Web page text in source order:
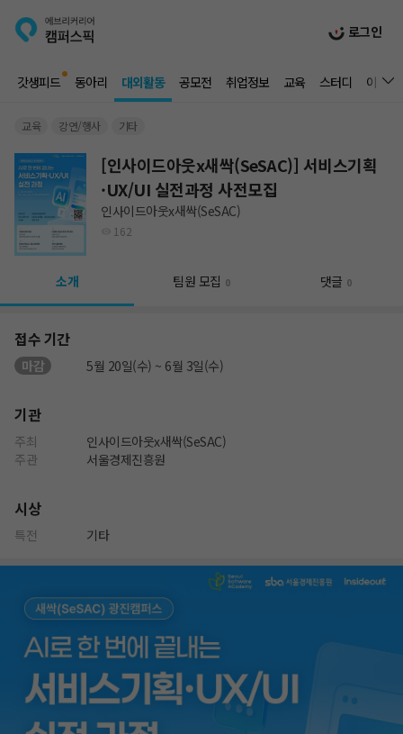
로그인
갓생피드 동아리 대외활동 공모전 취업정보 교육 스터디 이벤트
교육 강연/행사 기타
[인사이드아웃x새싹(SeSAC)] 서비스기획
·UX/UI 실전과정 사전모집
인사이드아웃x새싹(SeSAC)
162
소개 팀원 모집 0 댓글 0
접수 기간
마감 5월 20일(수) ~ 6월 3일(수)
기관
주최
인사이드아웃x새싹(SeSAC)
주관
서울경제진흥원
시상
특전 기타